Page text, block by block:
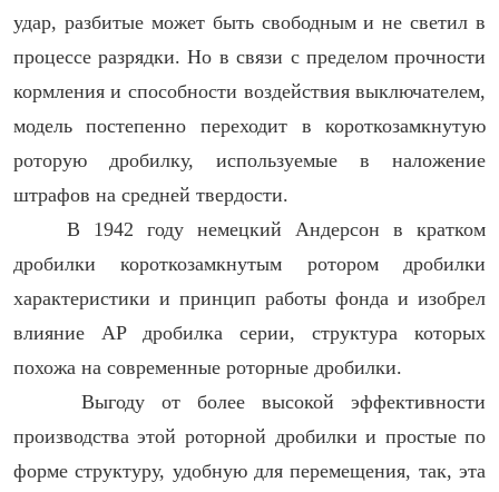
удар, разбитые может быть свободным и не светил в
процессе разрядки. Но в связи с пределом прочности
кормления и способности воздействия выключателем,
модель постепенно переходит в короткозамкнутую
роторую дробилку, используемые в наложение
штрафов на средней твердости.
В 1942 году немецкий Андерсон в кратком
дробилки короткозамкнутым ротором дробилки
характеристики и принцип работы фонда и изобрел
влияние AP дробилка серии, структура которых
похожа на современные роторные дробилки.
Выгоду от более высокой эффективности
производства этой роторной дробилки и простые по
форме структуру, удобную для перемещения, так, эта